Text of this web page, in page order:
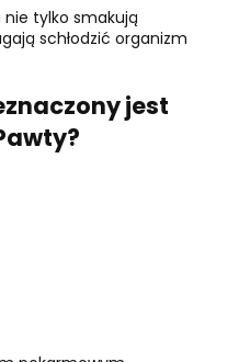
tylko smakują
schłodzić organizm
jest